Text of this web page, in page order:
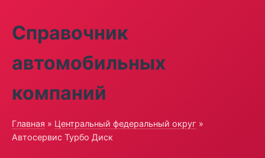
Справочник
автомобильных
компаний
Главная » Центральный федеральный округ »
Автосервис Турбо Диск